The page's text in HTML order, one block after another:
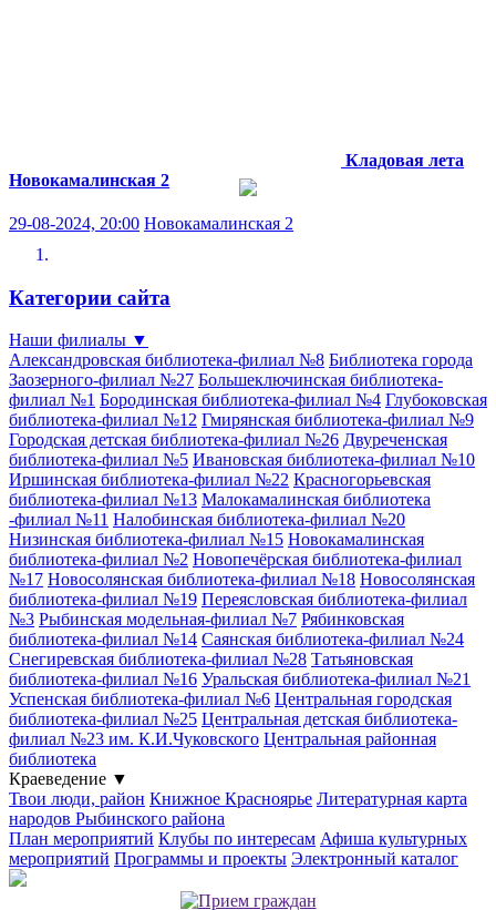
Кладовая лета
Новокамалинская 2
29-08-2024, 20:00 Новокамалинская 2
Категории сайта
Наши филиалы ▼
Александровская библиотека-филиал №8 Библиотека города
Заозерного-филиал №27 Большеключинская библиотека-
филиал №1 Бородинская библиотека-филиал №4 Глубоковская
библиотека-филиал №12 Гмирянская библиотека-филиал №9
Городская детская библиотека-филиал №26 Двуреченская
библиотека-филиал №5 Ивановская библиотека-филиал №10
Иршинская библиотека-филиал №22 Красногорьевская
библиотека-филиал №13 Малокамалинская библиотека
-филиал №11 Налобинская библиотека-филиал №20
Низинская библиотека-филиал №15 Новокамалинская
библиотека-филиал №2 Новопечёрская библиотека-филиал
№17 Новосолянская библиотека-филиал №18 Новосолянская
библиотека-филиал №19 Переясловская библиотека-филиал
№3 Рыбинская модельная-филиал №7 Рябинковская
библиотека-филиал №14 Саянская библиотека-филиал №24
Снегиревская библиотека-филиал №28 Татьяновская
библиотека-филиал №16 Уральская библиотека-филиал №21
Успенская библиотека-филиал №6 Центральная городская
библиотека-филиал №25 Центральная детская библиотека-
филиал №23 им. К.И.Чуковского Центральная районная
библиотека
Краеведение ▼
Твои люди, район Книжное Красноярье Литературная карта
народов Рыбинского района
План мероприятий Клубы по интересам Афиша культурных
мероприятий Программы и проекты Электронный каталог